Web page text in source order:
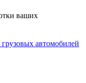
ваших
автомобилей